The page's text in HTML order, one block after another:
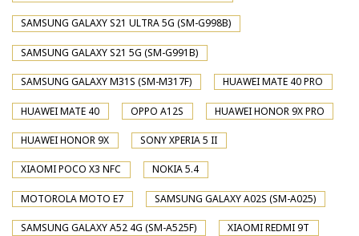
SAMSUNG GALAXY S21 ULTRA 5G (SM-G998B)
SAMSUNG GALAXY S21 5G (SM-G991B)
SAMSUNG GALAXY M31S (SM-M317F) HUAWEI MATE 40 PRO
HUAWEI MATE 40 OPPO A12S HUAWEI HONOR 9X PRO
HUAWEI HONOR 9X SONY XPERIA 5 II
XIAOMI POCO X3 NFC NOKIA 5.4
MOTOROLA MOTO E7 SAMSUNG GALAXY A02S (SM-A025)
SAMSUNG GALAXY A52 4G (SM-A525F) XIAOMI REDMI 9T